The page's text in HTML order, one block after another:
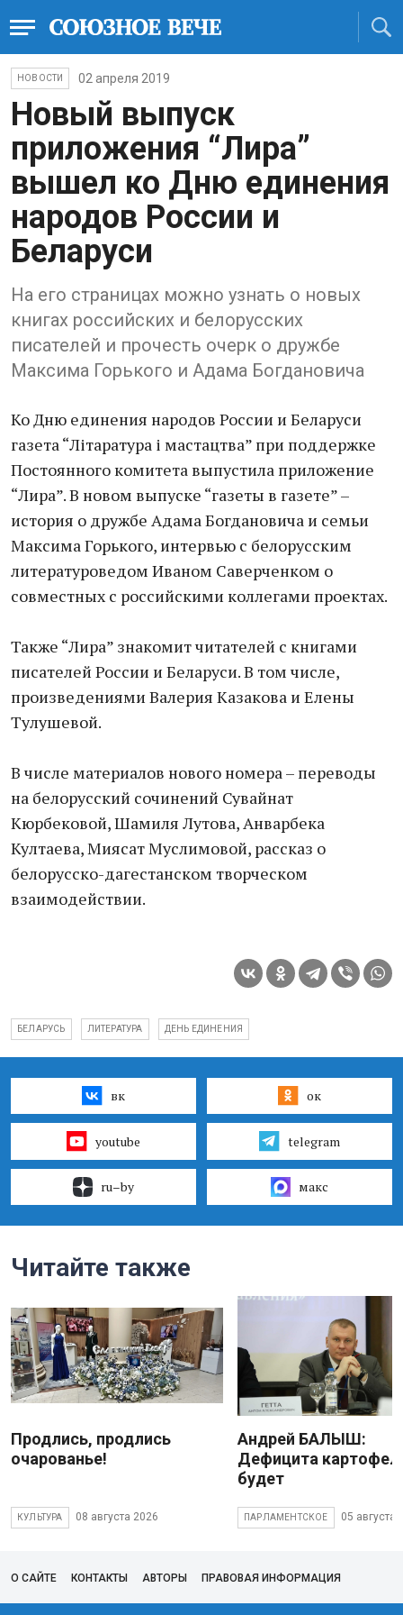
НОВОСТИ 02 апреля 2019
Новый выпуск
приложения “Лира”
вышел ко Дню единения
народов России и
Беларуси
На его страницах можно узнать о новых
книгах российских и белорусских
писателей и прочесть очерк о дружбе
Максима Горького и Адама Богдановича
Ко Дню единения народов России и Беларуси
газета “Літаратура і мастацтва” при поддержке
Постоянного комитета выпустила приложение
“Лира”. В новом выпуске “газеты в газете” –
история о дружбе Адама Богдановича и семьи
Максима Горького, интервью с белорусским
литературоведом Иваном Саверченком о
совместных с российскими коллегами проектах.
Также “Лира” знакомит читателей с книгами
писателей России и Беларуси. В том числе,
произведениями Валерия Казакова и Елены
Тулушевой.
В числе материалов нового номера – переводы
на белорусский сочинений Сувайнат
Кюрбековой, Шамиля Лутова, Анварбека
Култаева, Миясат Муслимовой, рассказ о
белорусско-дагестанском творческом
взаимодействии.
БЕЛАРУСЬ ЛИТЕРАТУРА ДЕНЬ ЕДИНЕНИЯ
вк ок
youtube telegram
ru–by макс
Читайте также
Продлись, продлись
очарованье!
КУЛЬТУРА 08 августа 2026
Андрей БАЛЫШ:
Дефицита
будет
ПАРЛАМЕНТСКОЕ 05 августа
О САЙТЕ КОНТАКТЫ АВТОРЫ ПРАВОВАЯ ИНФОРМАЦИЯ